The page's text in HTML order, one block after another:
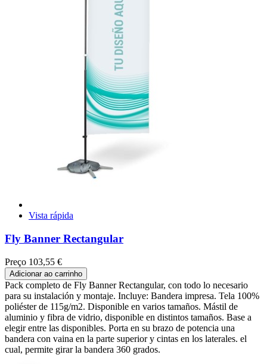
Vista rápida
Fly Banner Rectangular
Preço 103,55 €
Adicionar ao carrinho
Pack completo de Fly Banner Rectangular, con todo lo necesario
para su instalación y montaje. Incluye: Bandera impresa. Tela 100%
poliéster de 115g/m2. Disponible en varios tamaños. Mástil de
aluminio y fibra de vidrio, disponible en distintos tamaños. Base a
elegir entre las disponibles. Porta en su brazo de potencia una
bandera con vaina en la parte superior y cintas en los laterales. el
cual, permite girar la bandera 360 grados.